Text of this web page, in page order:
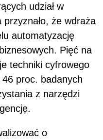
udział w
że wdraża
automatyzację
Pięć na
techniki cyfrowego
proc. badanych
z narzędzi
o